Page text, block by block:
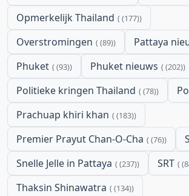
Opmerkelijk Thailand (177)
Overstromingen (89) Pattaya
Phuket (93) Phuket nieuws (202)
Politieke kringen Thailand (78)
Prachuap khiri khan (183)
Premier Prayut Chan-O-Cha (76)
Snelle Jelle in Pattaya (237) SRT
Thaksin Shinawatra (134)